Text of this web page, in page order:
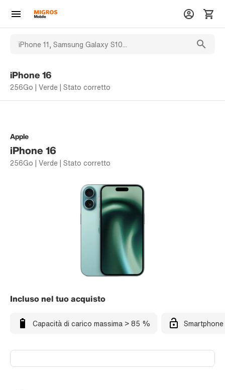
iPhone 16
256Go | Verde | Stato corretto
Apple
iPhone 16
256Go | Verde | Stato corretto
Incluso nel tuo acquisto
Capacità di carico massima > 85 %